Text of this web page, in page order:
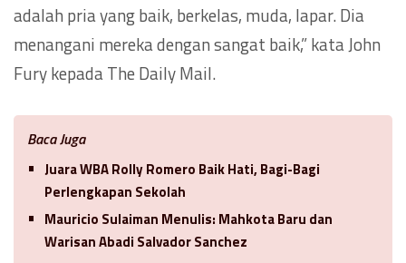
adalah pria yang baik, berkelas, muda, lapar. Dia
menangani mereka dengan sangat baik,” kata John
Fury kepada The Daily Mail.
Baca Juga
Juara WBA Rolly Romero Baik Hati, Bagi-Bagi
Perlengkapan Sekolah
Mauricio Sulaiman Menulis: Mahkota Baru dan
Warisan Abadi Salvador Sanchez